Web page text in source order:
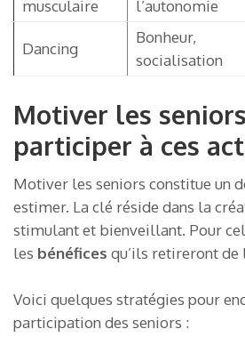
musculaire
l’autonomie
Dancing
Bonheur,
socialisation
Motiver les
participer à ces
Motiver les seniors constitue un
estimer. La clé réside dans la
stimulant et bienveillant. Pour
les bénéfices qu’ils retireront
Voici quelques stratégies pour
participation des seniors :